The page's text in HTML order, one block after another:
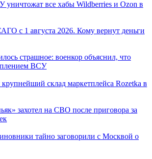
уничтожат все хабы Wildberries и Ozon в
с 1 августа 2026. Кому вернут деньги
страшное: военкор объяснил, что
ВСУ
склад маркетплейса Rozetka в
захотел на СВО после приговора за
тайно заговорили с Москвой о